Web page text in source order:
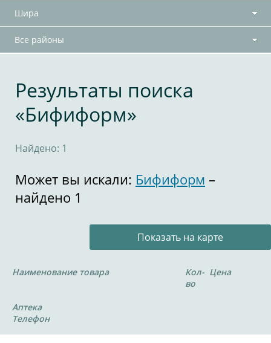
Шира
Все районы
Результаты поиска
«Бифиформ»
Найдено: 1
Может вы искали: Бифиформ –
найдено 1
Показать на карте
Наименование товара
Кол-
во
Цена
Аптека
Телефон